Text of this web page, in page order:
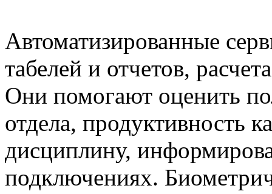
Автоматизированные
табелей и отчетов,
Они помогают оценить
отдела, продуктивность
дисциплину,
подключениях.